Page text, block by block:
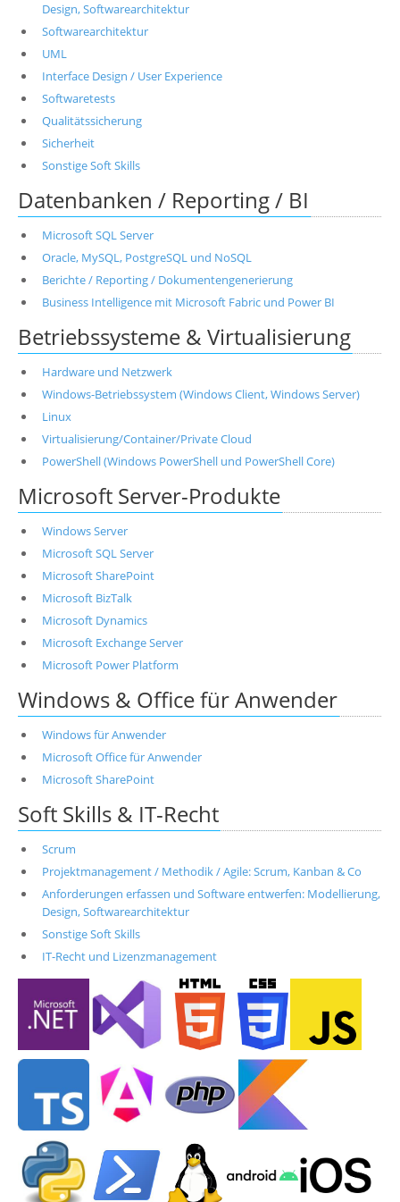
Design, Softwarearchitektur
Softwarearchitektur
UML
Interface Design / User Experience
Softwaretests
Qualitätssicherung
Sicherheit
Sonstige Soft Skills
Datenbanken / Reporting / BI
Microsoft SQL Server
Oracle, MySQL, PostgreSQL und NoSQL
Berichte / Reporting / Dokumentengenerierung
Business Intelligence mit Microsoft Fabric und Power BI
Betriebssysteme & Virtualisierung
Hardware und Netzwerk
Windows-Betriebssystem (Windows Client, Windows Server)
Linux
Virtualisierung/Container/Private Cloud
PowerShell (Windows PowerShell und PowerShell Core)
Microsoft Server-Produkte
Windows Server
Microsoft SQL Server
Microsoft SharePoint
Microsoft BizTalk
Microsoft Dynamics
Microsoft Exchange Server
Microsoft Power Platform
Windows & Office für Anwender
Windows für Anwender
Microsoft Office für Anwender
Microsoft SharePoint
Soft Skills & IT-Recht
Scrum
Projektmanagement / Methodik / Agile: Scrum, Kanban & Co
Anforderungen erfassen und Software entwerfen: Modellierung,
Design, Softwarearchitektur
Sonstige Soft Skills
IT-Recht und Lizenzmanagement